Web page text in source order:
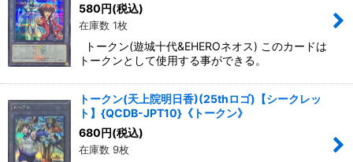
580円(税込)
在庫数 1枚
トークン(遊城十代&EHEROネオス) このカードは
トークンとして使用する事ができる。
トークン(天上院明日香)(25thロゴ)【シークレッ
ト】{QCDB-JPT10}《トークン》
680円(税込)
在庫数 9枚